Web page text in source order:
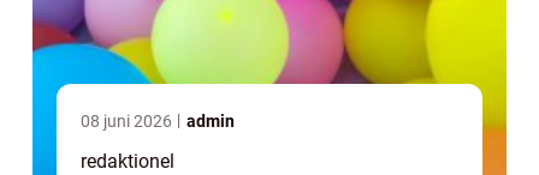
08 juni 2026 admin
redaktionel